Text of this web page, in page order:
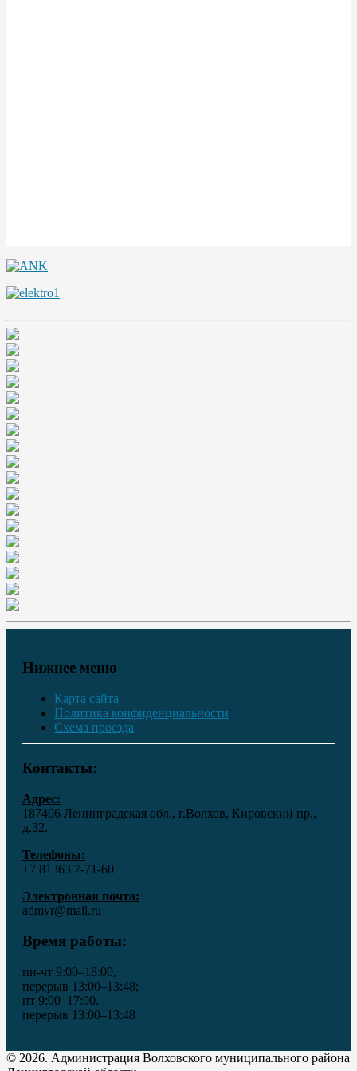
Нижнее меню
Карта сайта
Политика конфиденциальности
Схема проезда
Контакты:
Адрес:
187406 Ленинградская обл., г.Волхов, Кировский пр.,
д.32.
Телефоны:
+7 81363 7‑71-60
Электронная почта:
admvr@mail.ru
Время работы:
пн-чт 9:00–18:00,
перерыв 13:00–13:48;
пт 9:00–17:00,
перерыв 13:00–13:48
© 2026. Администрация Волховского муниципального района